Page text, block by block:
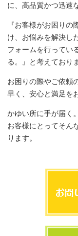
に、高品質かつ迅速
『お客様がお困り
け、お悩みを解決し
フォームを行ってい
る。』と考えており
お困りの際やご依頼
早く、安心と満足を
かゆい所に手が届く。
お客様にとってそん
ります。